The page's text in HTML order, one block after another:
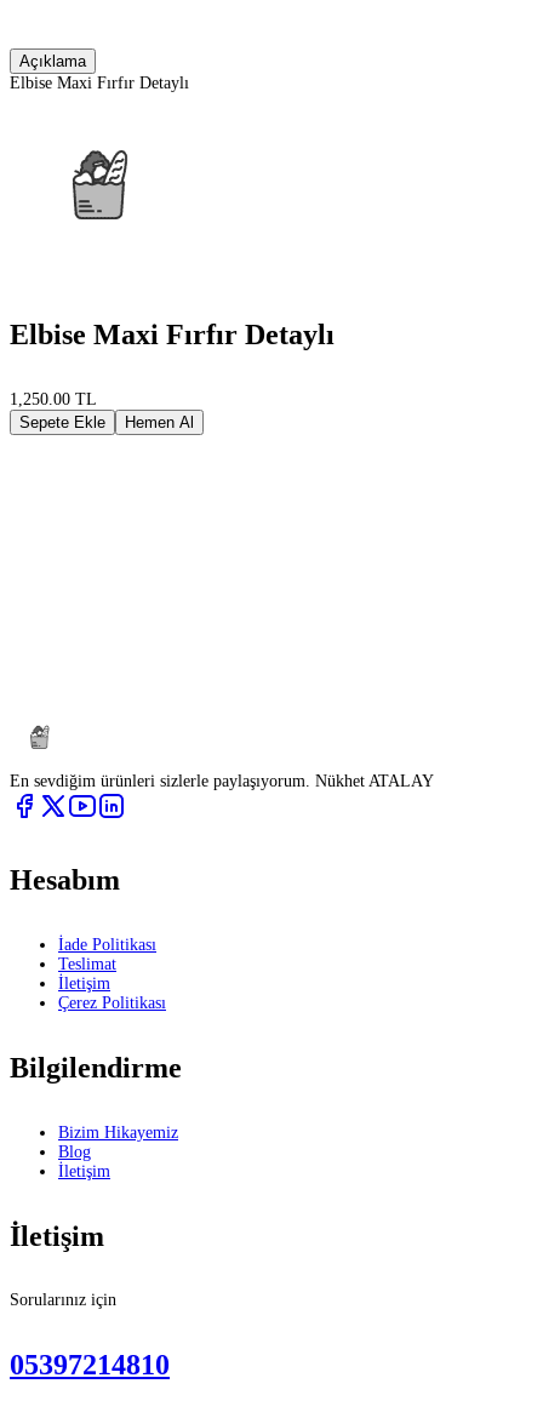
Açıklama
Elbise Maxi Fırfır Detaylı
Elbise Maxi Fırfır Detaylı
1,250.00 TL
Sepete Ekle
Hemen Al
En sevdiğim ürünleri sizlerle paylaşıyorum. Nükhet ATALAY
Hesabım
İade Politikası
Teslimat
İletişim
Çerez Politikası
Bilgilendirme
Bizim Hikayemiz
Blog
İletişim
İletişim
Sorularınız için
05397214810